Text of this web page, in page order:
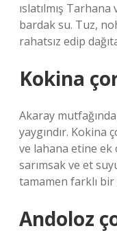
ıslatılmış
bardak su. Tuz,
rahatsız edip
Kokina
Akaray
yaygındır. Kokina
ve lahana etine ek
sarımsak ve et
tamamen farklı
Andoloz